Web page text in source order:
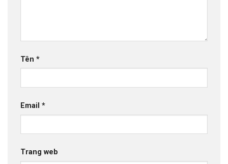
Tên *
Email *
Trang web